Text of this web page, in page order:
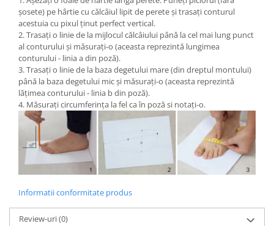
șosete) pe hârtie cu călcâiul lipit de perete și trasați conturul
acestuia cu pixul ținut perfect vertical.
2. Trasați o linie de la mijlocul călcâiului până la cel mai lung punct
al conturului și măsurați-o (aceasta reprezintă lungimea
conturului - linia a din poză).
3. Trasați o linie de la baza degetului mare (din dreptul montului)
până la baza degetului mic și măsurați-o (aceasta reprezintă
lățimea conturului - linia b din poză).
4. Măsurați circumferința la fel ca în poză si notați-o.
Informatii conformitate produs
Review-uri(0)